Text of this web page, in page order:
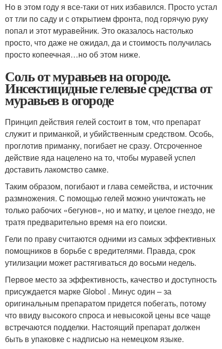
Но в этом году я все-таки от них избавился. Просто устал
от тли по саду и с открытием фронта, под горячую руку
попал и этот муравейник. Это оказалось настолько
просто, что даже не ожидал, да и стоимость получилась
просто копеечная…но об этом ниже.
Соль от муравьев на огороде.
Инсектицидные гелевые средства от
муравьев в огороде
Принцип действия гелей состоит в том, что препарат
служит и приманкой, и убийственным средством. Особь,
проглотив приманку, погибает не сразу. Отсроченное
действие яда нацелено на то, чтобы муравей успел
доставить лакомство самке.
Таким образом, погибают и глава семейства, и источник
размножения. С помощью гелей можно уничтожать не
только рабочих «бегунов», но и матку, и целое гнездо, не
тратя предварительно время на его поиски.
Гели по праву считаются одними из самых эффективных
помощников в борьбе с вредителями. Правда, срок
утилизации может растягиваться до восьми недель.
Первое место за эффективность, качество и доступность
присуждается марке Globol . Минус один – за
оригинальным препаратом придется побегать, потому
что ввиду высокого спроса и невысокой цены все чаще
встречаются подделки. Настоящий препарат должен
быть в упаковке с надписью на немецком языке.